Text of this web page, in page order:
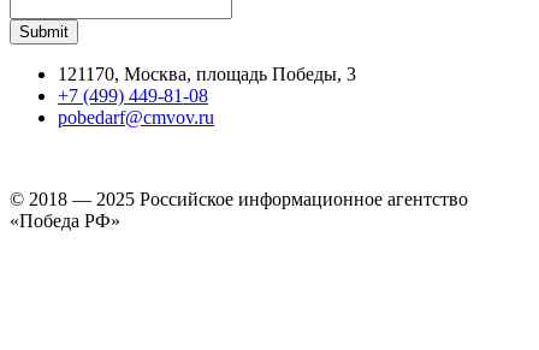
121170, Москва, площадь Победы, 3
+7 (499) 449-81-08
pobedarf@cmvov.ru
© 2018 — 2025 Российское информационное агентство
«Победа РФ»